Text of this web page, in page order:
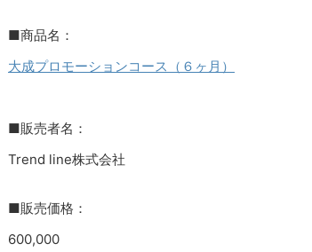
■商品名：
大成プロモーションコース（６ヶ月）
■販売者名：
Trend line株式会社
■販売価格：
600,000